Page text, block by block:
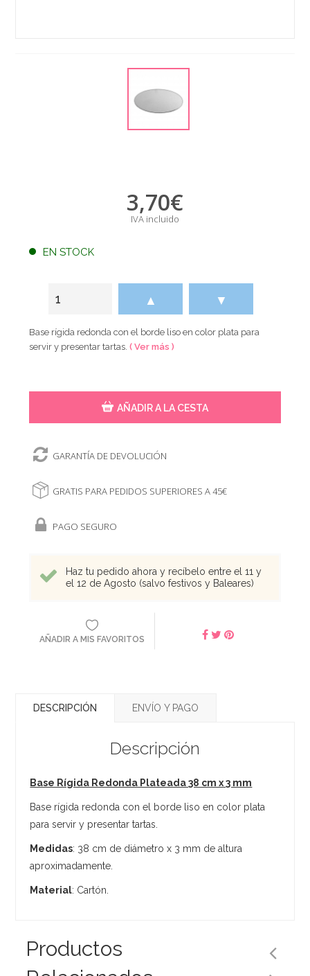
3,70€
IVA incluido
EN STOCK
▲ ▼
Base rígida redonda con el borde liso en color plata para
servir y presentar tartas.( Ver más )
AÑADIR A LA CESTA
GARANTÍA DE DEVOLUCIÓN
GRATIS PARA PEDIDOS SUPERIORES A 45€
PAGO SEGURO
Haz tu pedido ahora y recíbelo entre el 11 y
el 12 de Agosto (salvo festivos y Baleares)
AÑADIR A MIS FAVORITOS
DESCRIPCIÓN ENVÍO Y PAGO
Descripción
Base Rígida Redonda Plateada 38 cm x 3 mm
Base rígida redonda con el borde liso en color plata
para servir y presentar tartas.
Medidas: 38 cm de diámetro x 3 mm de altura
aproximadamente.
Material: Cartón.
Productos